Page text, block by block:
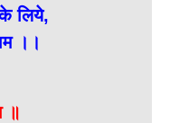
लिये,
।।
॥